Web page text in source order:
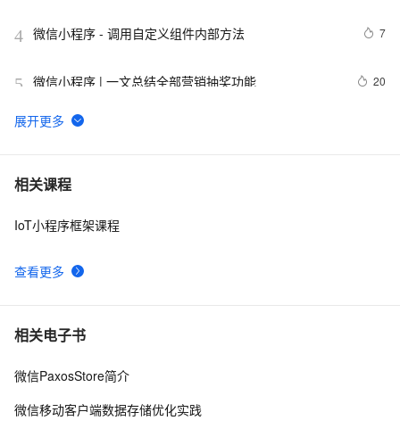
4 微信小程序 - 调用自定义组件内部方法 7
5 微信小程序 | 一文总结全部营销抽奖功能 20
6 微信小程序地图实现标记多个位置
7 uni-app开发微信小程序和h5应用
8 微信小程序如何实现进入小程序自动连WiFi功能
9 基于微信小程序渗透-反编译小程序
10
名？
相关课程
查看更多
IoT小程序框架课程
相关电子书
微信PaxosStore简介
微信移动客户端数据存储优化实践